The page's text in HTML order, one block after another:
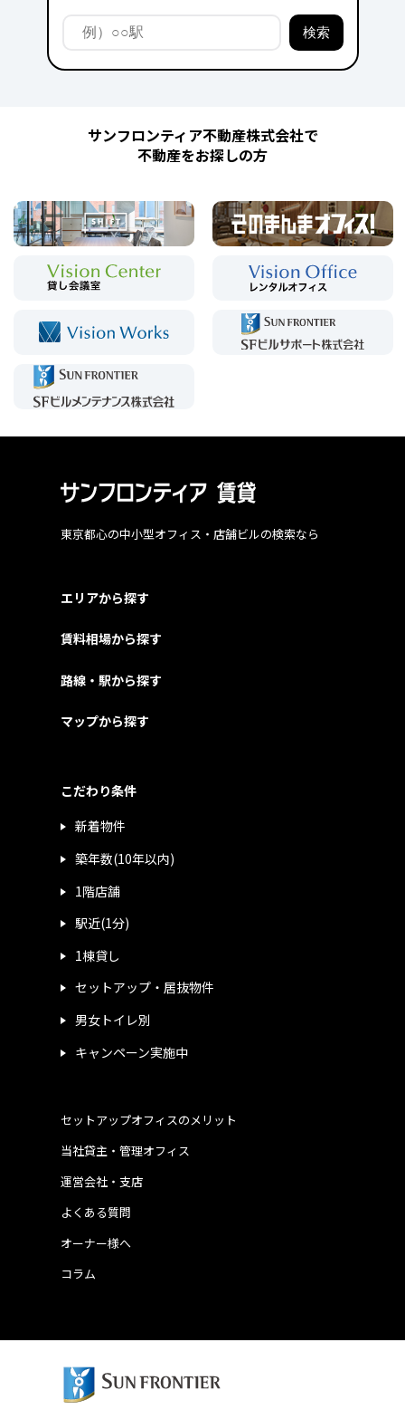
サンフロンティア不動産株式会社で
不動産をお探しの方
東京都心の中小型オフィス・店舗ビルの検索なら
エリアから探す
賃料相場から探す
路線・駅から探す
マップから探す
こだわり条件
新着物件
築年数(10年以内)
1階店舗
駅近(1分)
1棟貸し
セットアップ・居抜物件
男女トイレ別
キャンペーン実施中
運営会社・支店
よくある質問
当社貸主・管理オフィス
オーナー様へ
コラム
セットアップオフィスのメリット